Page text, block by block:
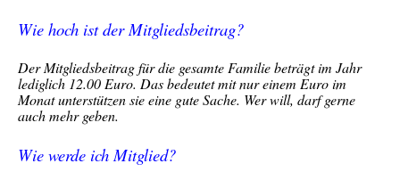
Wie hoch ist der Mitgliedsbeitrag?
Der Mitgliedsbeitrag für die gesamte Familie beträgt im Jahr
lediglich 12.00 Euro. Das bedeutet mit nur einem Euro im
Monat unterstützen sie eine gute Sache. Wer will, darf gerne
auch mehr geben.
Wie werde ich Mitglied?